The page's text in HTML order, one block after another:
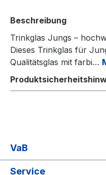
Beschreibung
Trinkglas Jungs –
Dieses Trinkglas für
Qualitätsglas mit farbi…
VaB
Service